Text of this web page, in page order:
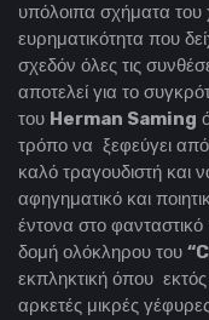
υπόλοιπα σχήματα του
ευρηματικότητα που
σχεδόν όλες τις
αποτελεί για το
του Herman Saming
τρόπο να ξεφεύγει
καλό τραγουδιστή και
αφηγηματικό και
έντονα στο
δομή ολόκληρου του
εκπληκτική όπου
αρκετές μικρές